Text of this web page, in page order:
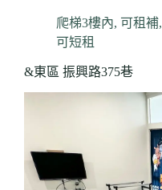
爬梯3樓內, 可租補,
可短租
&東區 振興路375巷